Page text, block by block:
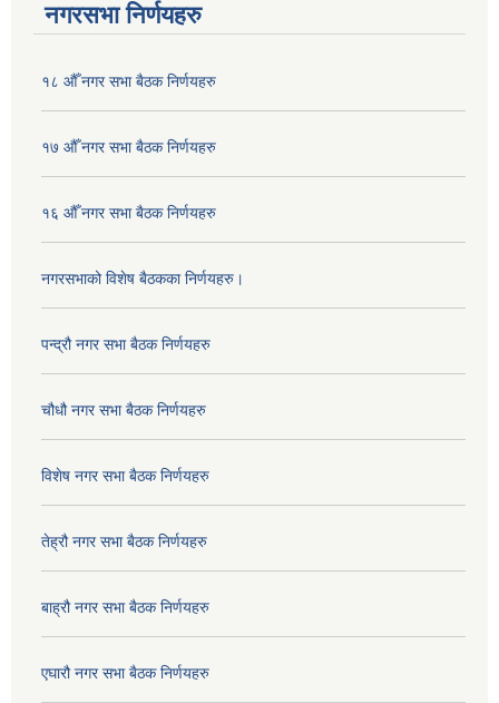
नगरसभा निर्णयहरु
१८ औँ नगर सभा बैठक निर्णयहरु
१७ औँ नगर सभा बैठक निर्णयहरु
१६ औँ नगर सभा बैठक निर्णयहरु
नगरसभाको विशेष बैठकका निर्णयहरु।
पन्द्रौ नगर सभा बैठक निर्णयहरु
चौधौ नगर सभा बैठक निर्णयहरु
विशेष नगर सभा बैठक निर्णयहरु
तेह्रौ नगर सभा बैठक निर्णयहरु
बाह्रौ नगर सभा बैठक निर्णयहरु
एघारौ नगर सभा बैठक निर्णयहरु